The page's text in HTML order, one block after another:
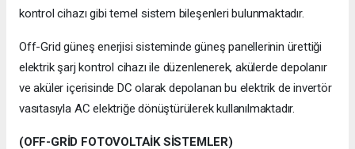
kontrol cihazı gibi temel sistem bileşenleri bulunmaktadır.
Off-Grid güneş enerjisi sisteminde güneş panellerinin ürettiği
elektrik şarj kontrol cihazı ile düzenlenerek, akülerde depolanır
ve aküler içerisinde DC olarak depolanan bu elektrik de invertör
vasıtasıyla AC elektriğe dönüştürülerek kullanılmaktadır.
(OFF-GRİD FOTOVOLTAİK SİSTEMLER)